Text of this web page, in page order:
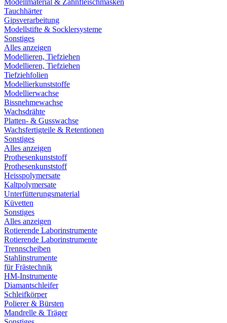
Modellmaterial & Zahnfleischmasken
Tauchhärter
Gipsverarbeitung
Modellstifte & Socklersysteme
Sonstiges
Alles anzeigen
Modellieren, Tiefziehen
Modellieren, Tiefziehen
Tiefziehfolien
Modellierkunststoffe
Modellierwachse
Bissnehmewachse
Wachsdrähte
Platten- & Gusswachse
Wachsfertigteile & Retentionen
Sonstiges
Alles anzeigen
Prothesenkunststoff
Prothesenkunststoff
Heisspolymersate
Kaltpolymersate
Unterfütterungsmaterial
Küvetten
Sonstiges
Alles anzeigen
Rotierende Laborinstrumente
Rotierende Laborinstrumente
Trennscheiben
Stahlinstrumente
für Frästechnik
HM-Instrumente
Diamantschleifer
Schleifkörper
Polierer & Bürsten
Mandrelle & Träger